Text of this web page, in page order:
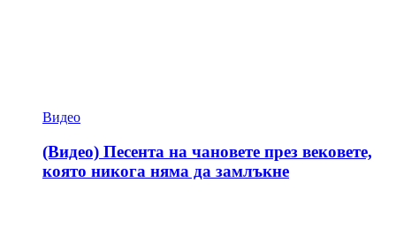
Видео
(Видео) Песента на чановете през вековете,
която никога няма да замлъкне